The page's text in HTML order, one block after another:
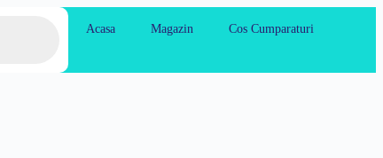
Acasa Magazin Cos Cumparaturi